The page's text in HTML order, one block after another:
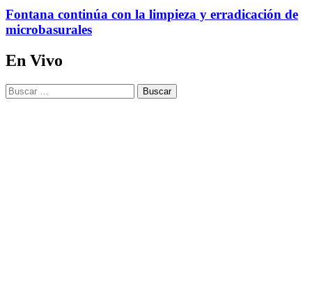
Fontana continúa con la limpieza y erradicación de
microbasurales
En Vivo
Buscar: